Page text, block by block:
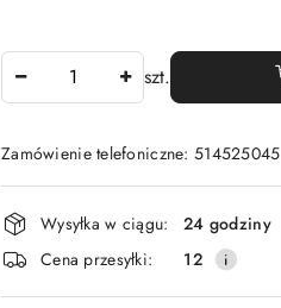
szt.
Zamówienie telefoniczne: 514525045
Dostępność
i
dostawa
Wysyłka w ciągu:
24 godziny
Cena przesyłki:
12